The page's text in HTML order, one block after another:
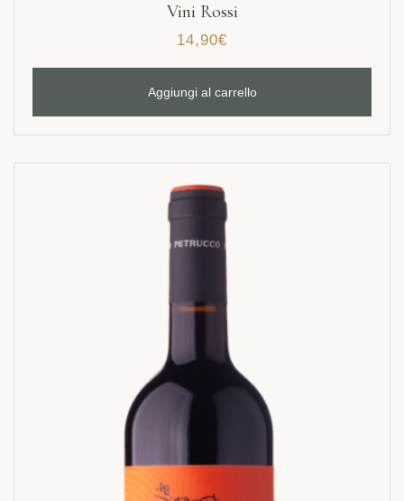
Vini Rossi
14,90€
Aggiungi al carrello